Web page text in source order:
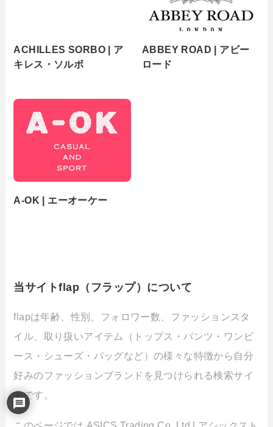
ACHILLES SORBO | ア
キレス・ソルボ
ABBEY ROAD | アビー
ロード
A-OK | エーオーケー
当サイトflap（フラップ）について
flapは年齢、性別、フォロワー数、ファッションスタ
イル、取り扱いアイテム（トップス・パンツ・ワンピ
ース・シューズ・バッグなど）の様々な特徴から自分
好みのファッションブランドを見つけられる検索サイ
トです。